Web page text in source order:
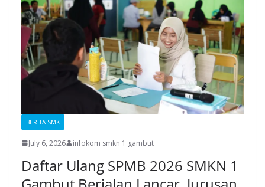
BERITA SMK
July 6, 2026 infokom smkn 1 gambut
Daftar Ulang SPMB 2026 SMKN 1